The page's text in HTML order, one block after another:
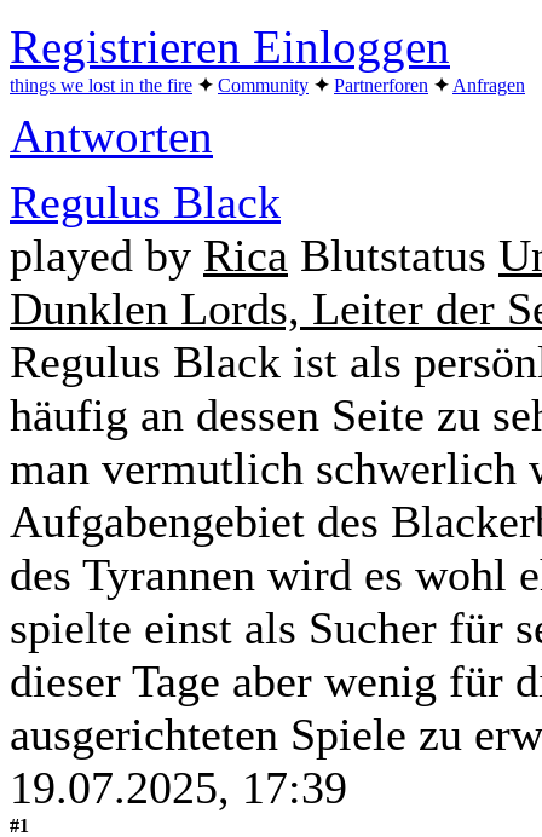
Registrieren Einloggen
things we lost in the fire ✦︎ Community ✦︎ Partnerforen ✦︎ Anfragen
Antworten
Regulus Black
played by Rica Blutstatus
Dunklen Lords, Leiter der
Regulus Black ist als
häufig an dessen Seite zu
man vermutlich schwerlich
Aufgabengebiet des
des Tyrannen wird es wohl
spielte einst als Sucher für
dieser Tage aber wenig für
ausgerichteten Spiele zu
19.07.2025, 17:39
#1